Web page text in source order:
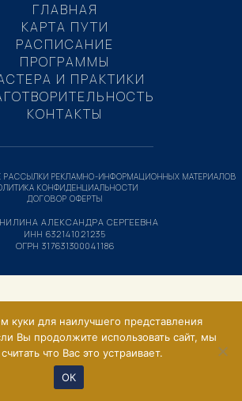
ГЛАВНАЯ
КАРТА ПУТИ
РАСПИСАНИЕ
ПРОГРАММЫ
И ПРАКТИКИ
КОНТАКТЫ
АЛЕКСАНДРА СЕРГЕЕВНА
ИНН 632141021235
ОГРН 317631300041186
РАССЫЛКИ РЕКЛАМНО-ИНФОРМАЦИОННЫХ МАТЕРИАЛОВ
КОНФИДЕНЦИАЛЬНОСТИ
ДОГОВОР ОФЕРТЫ
куки для наилучшего представления
Вы продолжите использовать сайт, мы
что Вас это устраивает.
ОК